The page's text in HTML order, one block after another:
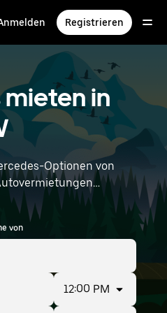
Registrieren
in
Optionen von
richtigen Leihwagen
Roadtrips oder
du Preis, Größe oder
du Optionen, die
deine Zeit-
B. Paderborn
Mercedes-
von
12:00 PM